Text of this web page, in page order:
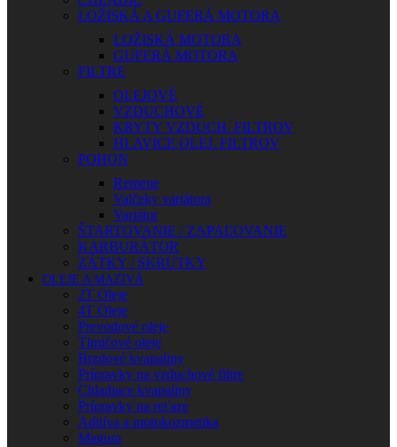
LOŽISKÁ A GUFERÁ MOTORA
LOŽISKÁ MOTORA
GUFERÁ MOTORA
FILTRE
OLEJOVÉ
VZDUCHOVÉ
KRYTY VZDUCH. FILTROV
HLAVICE OLEJ. FILTROV
POHON
Remene
Valčeky variátora
Variátor
ŠTARTOVANIE / ZAPAĽOVANIE
KARBURÁTOR
ZÁTKY / SKRUTKY
OLEJE A MAZIVÁ
2T Oleje
4T Oleje
Prevodové oleje
Tlmičové oleje
Brzdové kvapaliny
Prípravky na vzduchové filtre
Chladiace kvapaliny
Prípravky na reťaze
Aditíva a motokozmetika
Magura